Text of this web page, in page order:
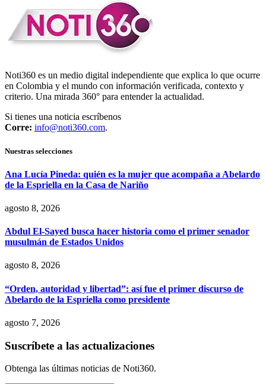
Noti360 es un medio digital independiente que explica lo que ocurre
en Colombia y el mundo con información verificada, contexto y
criterio. Una mirada 360° para entender la actualidad.
Si tienes una noticia escríbenos
Corre: info@noti360.com.
Nuestras selecciones
Ana Lucía Pineda: quién es la mujer que acompaña a Abelardo
de la Espriella en la Casa de Nariño
agosto 8, 2026
Abdul El-Sayed busca hacer historia como el primer senador
musulmán de Estados Unidos
agosto 8, 2026
“Orden, autoridad y libertad”: así fue el primer discurso de
Abelardo de la Espriella como presidente
agosto 7, 2026
Suscríbete a las actualizaciones
Obtenga las últimas noticias de Noti360.